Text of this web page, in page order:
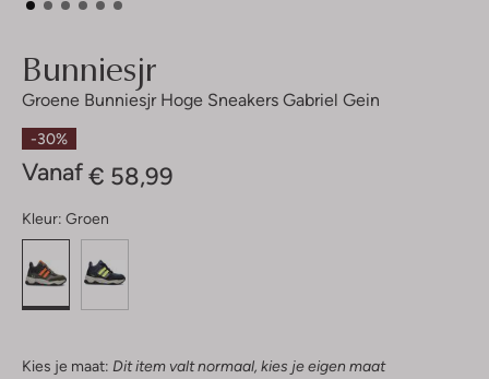
Bunniesjr
Groene Bunniesjr Hoge Sneakers Gabriel Gein
-30%
Vanaf € 58,99
Kleur: Groen
Kies je maat: Dit item valt normaal, kies je eigen maat